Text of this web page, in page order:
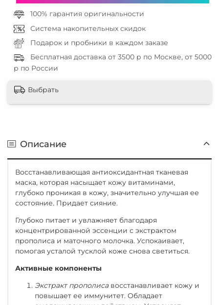
100% гарантия оригинальности
Система накопительных скидок
Подарок и пробники в каждом заказе
Бесплатная доставка от 3500 р по Москве, от 5000
р по России
Выбрать
Описание
Восстанавливающая антиоксидантная тканевая
маска, которая насыщает кожу витаминами,
глубоко проникая в кожу, значительно улучшая ее
состояние. Придает сияние.
Глубоко питает и увлажняет благодаря
концентрированной эссенции с экстрактом
прополиса и маточного молочка. Успокаивает,
помогая усталой тусклой коже снова светиться.
Активные компоненты
Экстракт прополиса восстанавливает кожу и
повышает ее иммунитет. Обладает